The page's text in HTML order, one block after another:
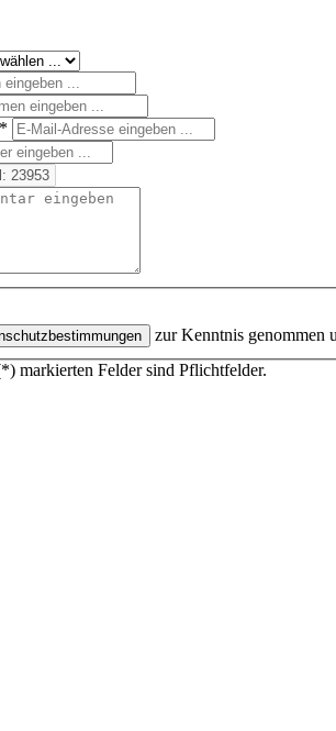
*
zur Kenntnis genommen
markierten Felder sind Pflichtfelder.